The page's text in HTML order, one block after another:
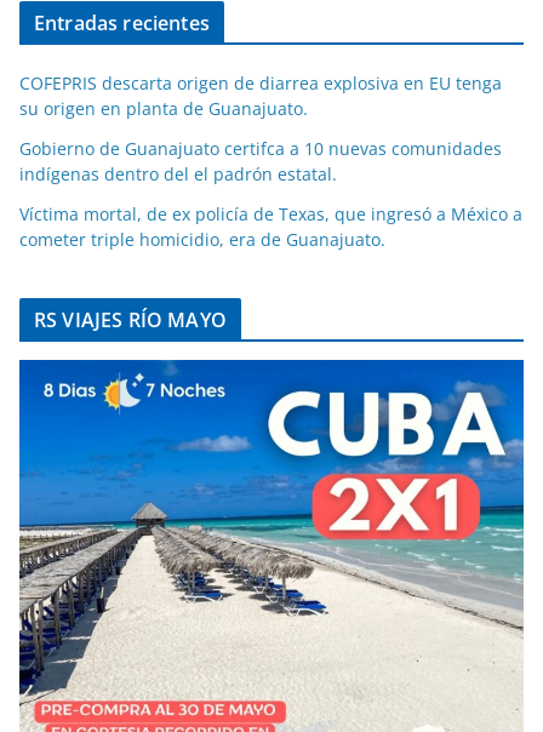
Entradas recientes
COFEPRIS descarta origen de diarrea explosiva en EU tenga
su origen en planta de Guanajuato.
Gobierno de Guanajuato certifca a 10 nuevas comunidades
indígenas dentro del el padrón estatal.
Víctima mortal, de ex policía de Texas, que ingresó a México a
cometer triple homicidio, era de Guanajuato.
RS VIAJES RÍO MAYO